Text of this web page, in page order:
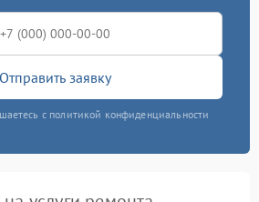
Отправить заявку
с политикой конфиденциальности